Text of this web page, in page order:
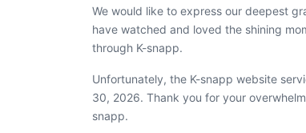
We would like to express our deepest
have watched and loved the shining
through K-snapp.
Unfortunately, the K-snapp website
30, 2026. Thank you for your
snapp.